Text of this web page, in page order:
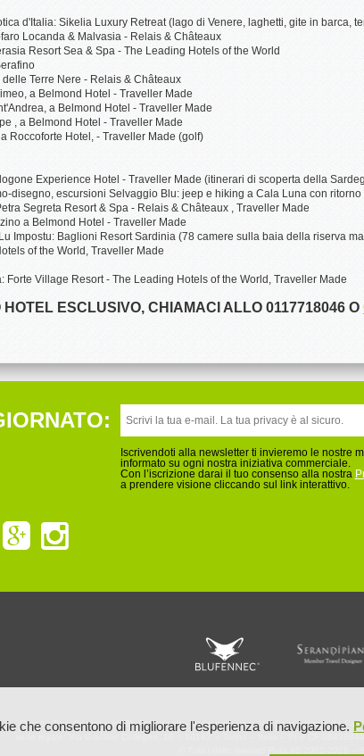
che consentono di migliorare l'esperienza di navigazione.
d'Italia: Sikelia Luxury Retreat (lago di Venere, laghetti, gite in barca,
Locanda & Malvasia - Relais & Châteaux
Resort Sea & Spa - The Leading Hotels of the World
Terre Nere - Relais & Châteaux
a Belmond Hotel - Traveller Made
a Belmond Hotel - Traveller Made
, a Belmond Hotel - Traveller Made
Roccoforte Hotel, - Traveller Made (golf)
Experience Hotel - Traveller Made (itinerari di scoperta della
disegno, escursioni Selvaggio Blu: jeep e hiking a Cala Luna con ritorno
Segreta Resort & Spa - Relais & Châteaux , Traveller Made
a Belmond Hotel - Traveller Made
Impostu: Baglioni Resort Sardinia (78 camere sulla baia della riserva
of the World, Traveller Made
Forte Village Resort - The Leading Hotels of the World, Traveller Made
HOTEL ESCLUSIVO, CHIAMACI ALLO 0117718046 O
Iscrivendoti alla newsletter ti invieremo le nostre
informato su ogni nostra iniziativa commerciale.
Con l’iscrizione darai il tuo consenso alla nostra
a prendere visione cliccando sul link interattivo.
Ruta40 Tour Operator by BluFennec srl – sede operativa: Via Sant'Antonio da
sede legale: Via Giacinto Collegno, 10 – 10143 – Torino – Italia – PI e CF